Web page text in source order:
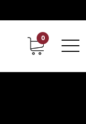
Carrières chez Hoskin
0